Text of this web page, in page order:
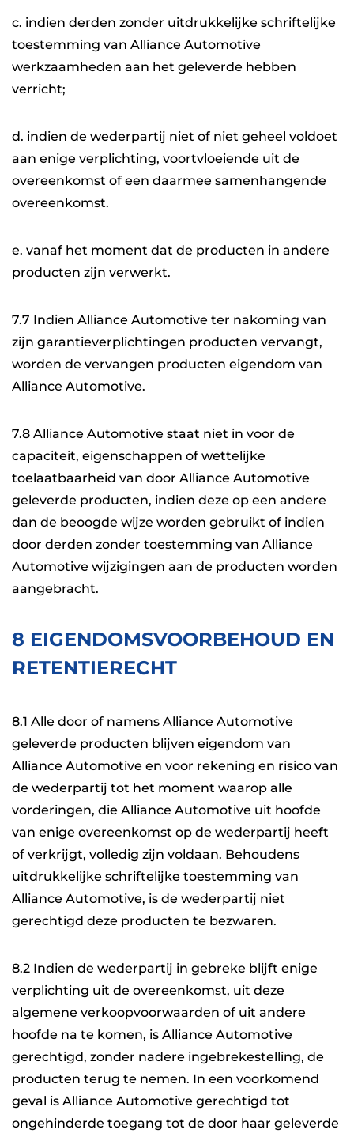
c. indien derden zonder uitdrukkelijke schriftelijke
toestemming van Alliance Automotive
werkzaamheden aan het geleverde hebben
verricht;
d. indien de wederpartij niet of niet geheel voldoet
aan enige verplichting, voortvloeiende uit de
overeenkomst of een daarmee samenhangende
overeenkomst.
e. vanaf het moment dat de producten in andere
producten zijn verwerkt.
7.7 Indien Alliance Automotive ter nakoming van
zijn garantieverplichtingen producten vervangt,
worden de vervangen producten eigendom van
Alliance Automotive.
7.8 Alliance Automotive staat niet in voor de
capaciteit, eigenschappen of wettelijke
toelaatbaarheid van door Alliance Automotive
geleverde producten, indien deze op een andere
dan de beoogde wijze worden gebruikt of indien
door derden zonder toestemming van Alliance
Automotive wijzigingen aan de producten worden
aangebracht.
8 EIGENDOMSVOORBEHOUD EN
RETENTIERECHT
8.1 Alle door of namens Alliance Automotive
geleverde producten blijven eigendom van
Alliance Automotive en voor rekening en risico van
de wederpartij tot het moment waarop alle
vorderingen, die Alliance Automotive uit hoofde
van enige overeenkomst op de wederpartij heeft
of verkrijgt, volledig zijn voldaan. Behoudens
uitdrukkelijke schriftelijke toestemming van
Alliance Automotive, is de wederpartij niet
gerechtigd deze producten te bezwaren.
8.2 Indien de wederpartij in gebreke blijft enige
verplichting uit de overeenkomst, uit deze
algemene verkoopvoorwaarden of uit andere
hoofde na te komen, is Alliance Automotive
gerechtigd, zonder nadere ingebrekestelling, de
producten terug te nemen. In een voorkomend
geval is Alliance Automotive gerechtigd tot
ongehinderde toegang tot de door haar geleverde